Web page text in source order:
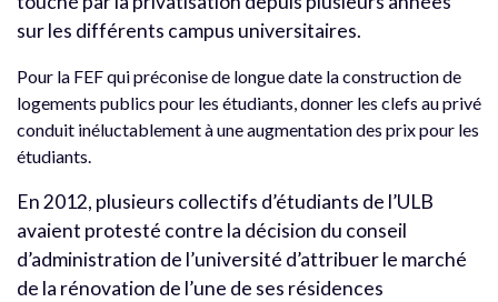
sur les différents campus universitaires.
Pour la FEF qui préconise de longue date la construction de
logements publics pour les étudiants, donner les clefs au privé
conduit inéluctablement à une augmentation des prix pour les
étudiants.
En 2012, plusieurs collectifs d’étudiants de l’ULB
avaient protesté contre la décision du conseil
d’administration de l’université d’attribuer le marché
de la rénovation de l’une de ses résidences